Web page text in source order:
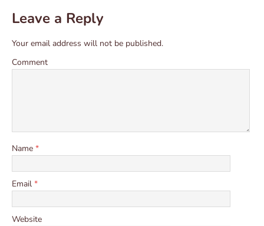
Leave a Reply
Your email address will not be published.
Comment
Name *
Email *
Website